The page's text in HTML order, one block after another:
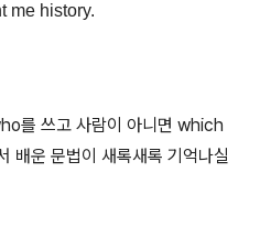
me history.
를 쓰고 사람이 아니면 which
배운 문법이 새록새록 기억나실